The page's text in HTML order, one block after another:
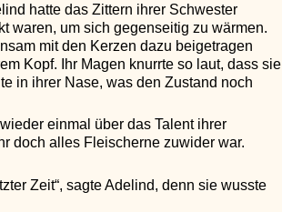
hatte das Zittern ihrer Schwester
waren, um sich gegenseitig zu wärmen.
mit den Kerzen dazu beigetragen
Kopf. Ihr Magen knurrte so laut, dass sie
in ihrer Nase, was den Zustand noch
einmal über das Talent ihrer
doch alles Fleischerne zuwider war.
Zeit“, sagte Adelind, denn sie wusste